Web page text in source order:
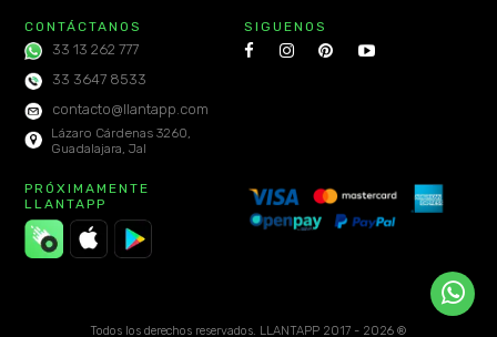
CONTÁCTANOS
33 13 262 777
33 3647 8533
contacto@llantapp.com
Lázaro Cárdenas 3260,
Guadalajara, Jal
SIGUENOS
PRÓXIMAMENTE
LLANTAPP
Todos los derechos reservados. LLANTAPP 2017 - 2026 ®